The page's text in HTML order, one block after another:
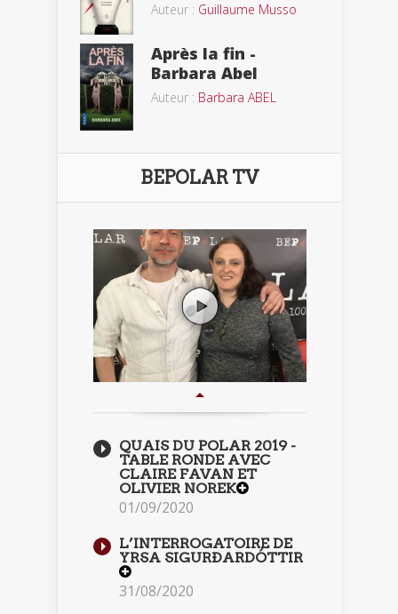
Auteur : Guillaume Musso
Après la fin -
Barbara Abel
Auteur : Barbara ABEL
BEPOLAR TV
QUAIS DU POLAR 2019 -
TABLE RONDE AVEC
CLAIRE FAVAN ET
OLIVIER NOREK
01/09/2020
L’INTERROGATOIRE DE
YRSA SIGURÐARDÓTTIR
31/08/2020